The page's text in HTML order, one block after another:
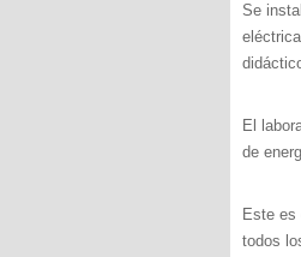
Se
El
de
Este es
todos